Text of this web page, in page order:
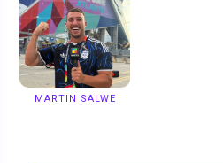
MARTIN SALWE